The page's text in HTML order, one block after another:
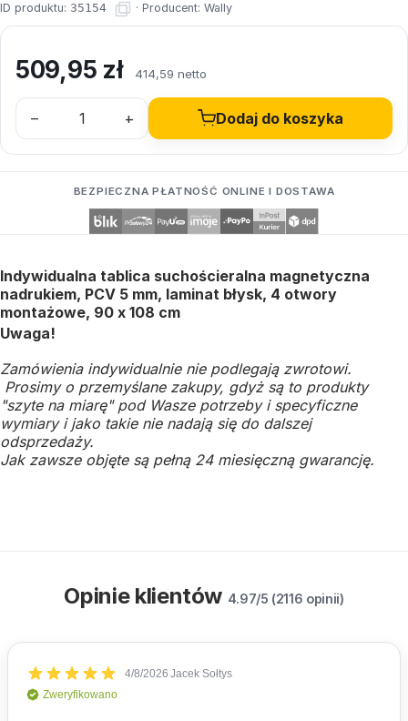
ID produktu: 35154 · Producent: Wally
509,95 zł 414,59 netto
– + Dodaj do koszyka
BEZPIECZNA PŁATNOŚĆ ONLINE I DOSTAWA
Indywidualna tablica suchościeralna magnetyczna
nadrukiem, PCV 5 mm, laminat błysk, 4 otwory
montażowe, 90 x 108 cm
Uwaga!
Zamówienia indywidualnie nie podlegają zwrotowi.
Prosimy o przemyślane zakupy, gdyż są to produkty
"szyte na miarę" pod Wasze potrzeby i specyficzne
wymiary i jako takie nie nadają się do dalszej
odsprzedaży.
Jak zawsze objęte są pełną 24 miesięczną gwarancję.
Opinie klientów 4.97/5 (2116 opinii)